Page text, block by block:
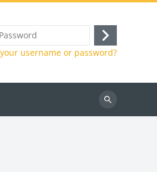
Log
in
username or password?
Search